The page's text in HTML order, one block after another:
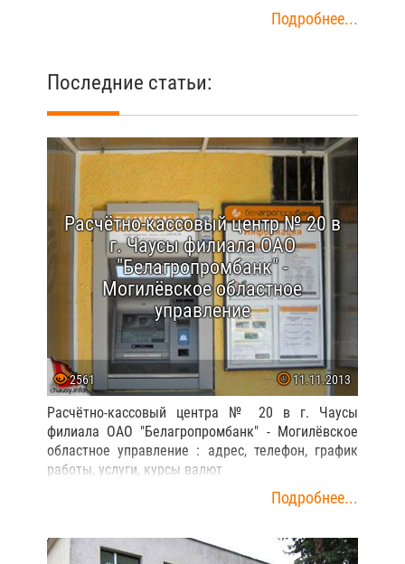
Подробнее...
Последние статьи:
Расчётно-кассовый центр № 20 в
г. Чаусы филиала ОАО
"Белагропромбанк" -
Могилёвское областное
управление
2561 11.11.2013
Расчётно-кассовый центра № 20 в г. Чаусы
филиала ОАО "Белагропромбанк" - Могилёвское
областное управление : адрес, телефон, график
работы, услуги, курсы валют
Подробнее...